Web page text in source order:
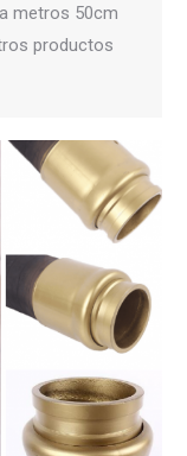
metros 50cm
productos